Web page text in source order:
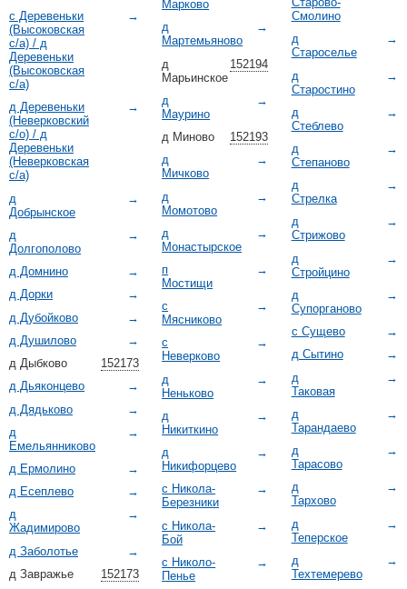
→
с Деревеньки
(Высоковская
с/а) / д
Деревеньки
(Высоковская
с/а)
→
д Деревеньки
(Неверковский
с/о) / д
Деревеньки
(Неверковская
с/а)
→
д
Добрынское
→
д
Долгополово
→
д Домнино
→
д Дорки
→
д Дубойково
→
д Душилово
152173
д Дыбково
→
д Дьяконцево
→
д Дядьково
→
д
Емельянниково
→
д Ермолино
→
д Есеплево
→
д
Жадимирово
→
д Заболотье
152173
д Завражье
Марково
→
д
Мартемьяново
152194
д
Марьинское
→
д
Маурино
152193
д Миново
→
д
Мичково
→
д
Момотово
→
д
Монастырское
→
п
Мостищи
→
с
Мясниково
→
с
Неверково
→
д
Неньково
→
д
Никиткино
→
д
Никифорцево
→
с Никола-
Березники
→
с Никола-
Бой
→
с Николо-
Пенье
Смолино
→
д
Староселье
→
д
Старостино
→
д
Стеблево
→
д
Степаново
→
д
Стрелка
→
д
Стрижово
→
д
Стройцино
→
д
Супорганово
→
с Сущево
→
д Сытино
→
д
Таковая
→
д
Тарандаево
→
д
Тарасово
→
д
Тархово
→
д
Теперское
→
д
Техтемерево